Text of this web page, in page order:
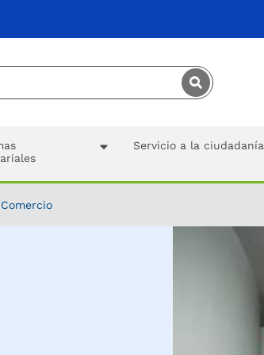
Servicio a la ciudadanía